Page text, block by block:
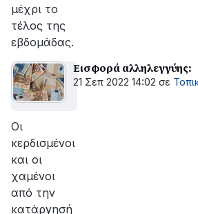
μέχρι το
τέλος της
εβδομάδας.
Εισφορά αλληλεγγύης:
21 Σεπ 2022 14:02 σε
Οι
κερδισμένοι
και οι
χαμένοι
από την
κατάργησή